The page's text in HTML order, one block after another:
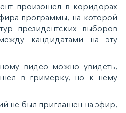
произошел в коридорах
программы, на которой
президентских выборов
кандидатами на эту
видео можно увидеть,
в гримерку, но к нему
не был приглашен на эфир,